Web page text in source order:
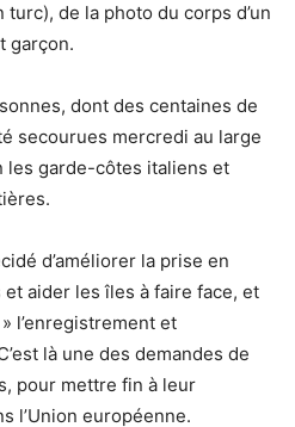
turc), de la photo du corps d’un
garçon.
dont des centaines de
secourues mercredi au large
les garde-côtes italiens et
d’améliorer la prise en
aider les îles à faire face, et
l’enregistrement et
là une des demandes de
pour mettre fin à leur
l’Union européenne.